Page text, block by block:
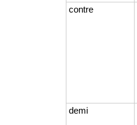
contre
demi